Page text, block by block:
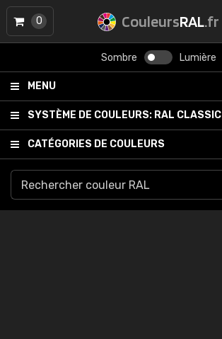
CouleursRAL.fr
Sombre Lumière
MENU
SYSTÈME DE COULEURS: RAL CLASSIC
CATÉGORIES DE COULEURS
0